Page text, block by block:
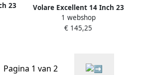
23
Volare Excellent 14 Inch 23
cm Meisjes Terugtraprem
Mintgroen
1 webshop
€ 145,25
Pagina 1 van 2